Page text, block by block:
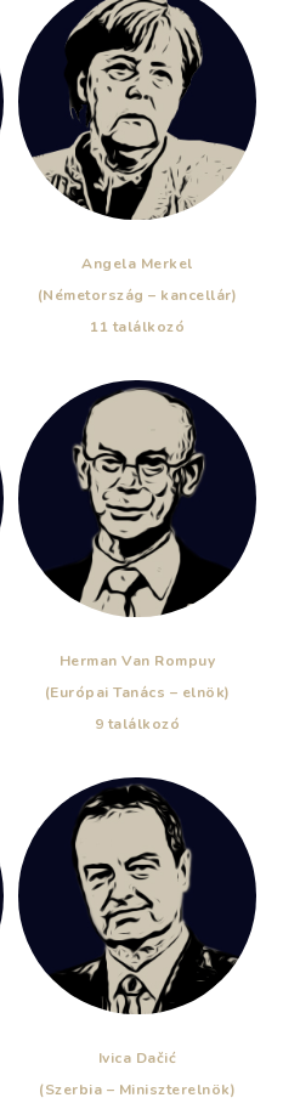
Angela Merkel
(Németország – kancellár)
11 találkozó
Herman Van Rompuy
(Európai Tanács – elnök)
9 találkozó
Ivica Dačić
(Szerbia – Miniszterelnök)